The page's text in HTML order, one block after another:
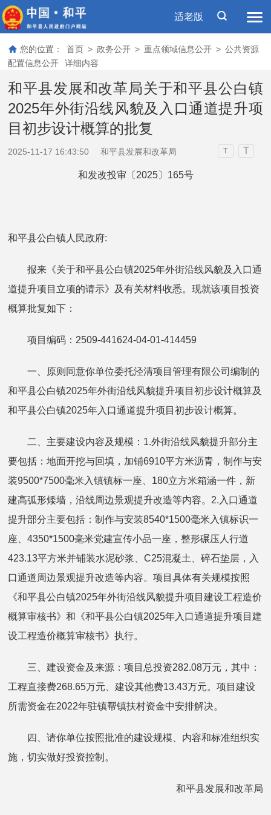
适老版
您的位置： 首页 > 政务公开 > 重点领域信息公开 > 公共资源
配置信息公开
详细内容
和平县发展和改革局关于和平县公白镇
2025年外街沿线风貌及入口通道提升项
目初步设计概算的批复
2025-11-17 16:43:50 和平县发展和改革局 T T
和发改投审〔2025〕165号
和平县公白镇人民政府:
报来《关于和平县公白镇2025年外街沿线风貌及入口通
道提升项目立项的请示》及有关材料收悉。现就该项目投资
概算批复如下：
项目编码：2509-441624-04-01-414459
一、原则同意你单位委托泾清项目管理有限公司编制的
和平县公白镇2025年外街沿线风貌提升项目初步设计概算及
和平县公白镇2025年入口通道提升项目初步设计概算。
二、主要建设内容及规模：1.外街沿线风貌提升部分主
要包括：地面开挖与回填，加铺6910平方米沥青，制作与安
装9500*7500毫米入镇镇标一座、180立方米箱涵一件，新
建高弧形矮墙，沿线周边景观提升改造等内容。2.入口通道
提升部分主要包括：制作与安装8540*1500毫米入镇标识一
座、4350*1500毫米党建宣传小品一座，整形碾压人行道
423.13平方米并铺装水泥砂浆、C25混凝土、碎石垫层，入
口通道周边景观提升改造等内容。项目具体有关规模按照
《和平县公白镇2025年外街沿线风貌提升项目建设工程造价
概算审核书》和《和平县公白镇2025年入口通道提升项目建
设工程造价概算审核书》执行。
三、建设资金及来源：项目总投资282.08万元，其中：
工程直接费268.65万元、建设其他费13.43万元。项目建设
所需资金在2022年驻镇帮镇扶村资金中安排解决。
四、请你单位按照批准的建设规模、内容和标准组织实
施，切实做好投资控制。
和平县发展和改革局